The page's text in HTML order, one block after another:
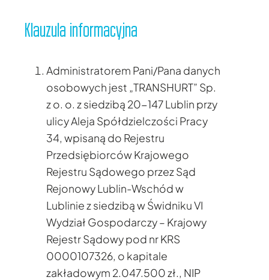
Klauzula informacyjna
Administratorem Pani/Pana danych
osobowych jest „TRANSHURT” Sp.
z o. o. z siedzibą 20-147 Lublin przy
ulicy Aleja Spółdzielczości Pracy
34, wpisaną do Rejestru
Przedsiębiorców Krajowego
Rejestru Sądowego przez Sąd
Rejonowy Lublin-Wschód w
Lublinie z siedzibą w Świdniku VI
Wydział Gospodarczy – Krajowy
Rejestr Sądowy pod nr KRS
0000107326, o kapitale
zakładowym 2.047.500 zł., NIP